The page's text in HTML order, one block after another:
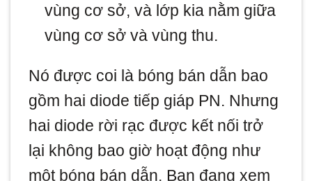
vùng cơ sở, và lớp kia nằm giữa
vùng cơ sở và vùng thu.
Nó được coi là bóng bán dẫn bao
gồm hai diode tiếp giáp PN. Nhưng
hai diode rời rạc được kết nối trở
lại không bao giờ hoạt động như
một bóng bán dẫn. Bạn đang xem